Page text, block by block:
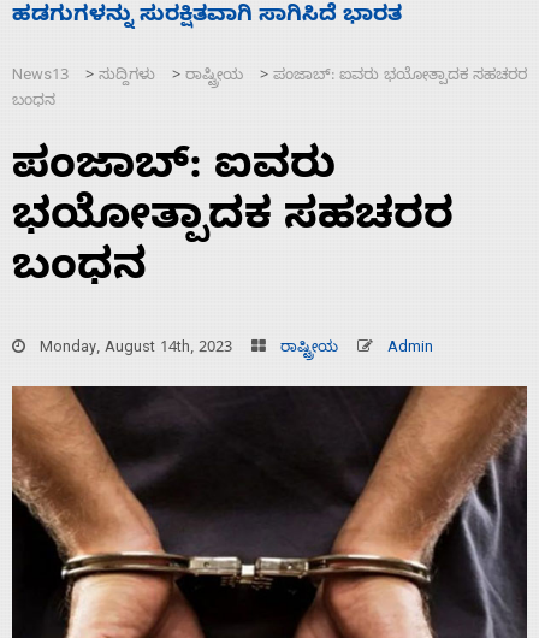
ಬಿಡೆವು: ಛಲವಾದಿ ನಾರಾಯಣಸ್ವಾಮಿ
News13 > ಸುದ್ದಿಗಳು > ರಾಷ್ಟ್ರೀಯ > ಪಂಜಾಬ್: ಐವರು ಭಯೋತ್ಪಾದಕ ಸಹಚರರ
ಬಂಧನ
ಪಂಜಾಬ್: ಐವರು
ಭಯೋತ್ಪಾದಕ ಸಹಚರರ
ಬಂಧನ
Monday, August 14th, 2023 ರಾಷ್ಟ್ರೀಯ Admin